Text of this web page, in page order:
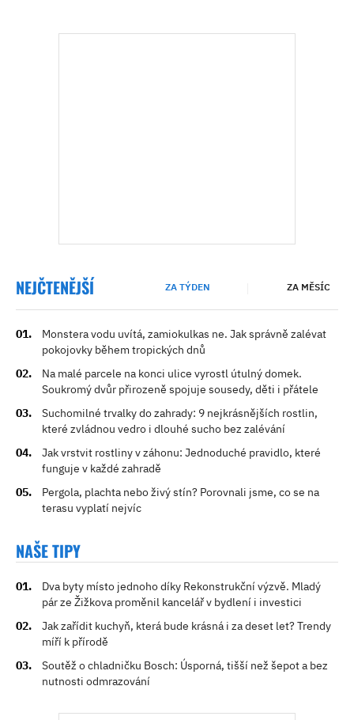
NEJČTENĚJŠÍ ZA TÝDEN ZA MĚSÍC
Monstera vodu uvítá, zamiokulkas ne. Jak správně zalévat
pokojovky během tropických dnů
Na malé parcele na konci ulice vyrostl útulný domek.
Soukromý dvůr přirozeně spojuje sousedy, děti i přátele
Suchomilné trvalky do zahrady: 9 nejkrásnějších rostlin,
které zvládnou vedro i dlouhé sucho bez zalévání
Jak vrstvit rostliny v záhonu: Jednoduché pravidlo, které
funguje v každé zahradě
Pergola, plachta nebo živý stín? Porovnali jsme, co se na
terasu vyplatí nejvíc
NAŠE TIPY
Dva byty místo jednoho díky Rekonstrukční výzvě. Mladý
pár ze Žižkova proměnil kancelář v bydlení i investici
Jak zařídit kuchyň, která bude krásná i za deset let? Trendy
míří k přírodě
Soutěž o chladničku Bosch: Úsporná, tišší než šepot a bez
nutnosti odmrazování